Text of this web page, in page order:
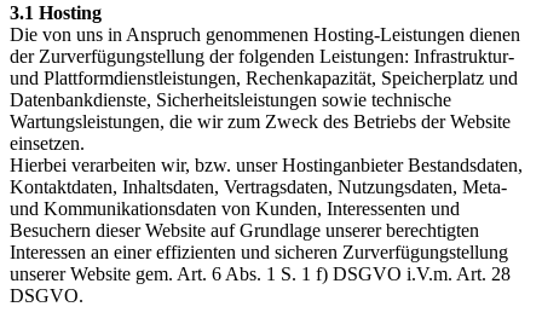
3.1 Hosting
Die von uns in Anspruch genommenen Hosting-Leistungen dienen
der Zurverfügungstellung der folgenden Leistungen: Infrastruktur-
und Plattformdienstleistungen, Rechenkapazität, Speicherplatz und
Datenbankdienste, Sicherheitsleistungen sowie technische
Wartungsleistungen, die wir zum Zweck des Betriebs der Website
einsetzen.
Hierbei verarbeiten wir, bzw. unser Hostinganbieter Bestandsdaten,
Kontaktdaten, Inhaltsdaten, Vertragsdaten, Nutzungsdaten, Meta-
und Kommunikationsdaten von Kunden, Interessenten und
Besuchern dieser Website auf Grundlage unserer berechtigten
Interessen an einer effizienten und sicheren Zurverfügungstellung
unserer Website gem. Art. 6 Abs. 1 S. 1 f) DSGVO i.V.m. Art. 28
DSGVO.